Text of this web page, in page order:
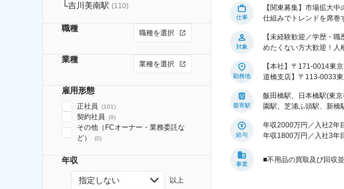
吉川美南駅 (110)
職種 職種を選択
業種 業種を選択
雇用形態
正社員 (101)
契約社員 (9)
その他（FCオーナー・業務委託な
ど）
(0)
年収
指定しない 以上
仕事
【関東募集】市場拡大
仕組みでトレンドを席巻
対象
【未経験歓迎／学歴・
めたくない方大歓迎！
勤務地
【本社】〒171-0014東
道橋支店】〒113-0033東
最寄駅
飯田橋駅、日本橋駅(東
園駅、芝浦ふ頭駅、新橋
給与
年収2000万円／入社2年
年収1800万円／入社3年
事業
■不用品の買取及び回収